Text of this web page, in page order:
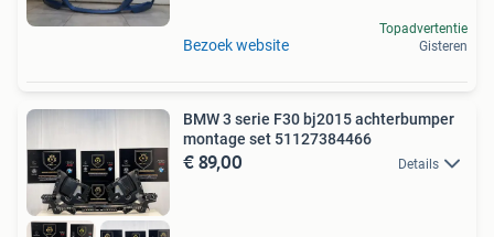
Bezoek website
Topadvertentie
Gisteren
BMW 3 serie F30 bj2015 achterbumper
montage set 51127384466
€ 89,00 Details